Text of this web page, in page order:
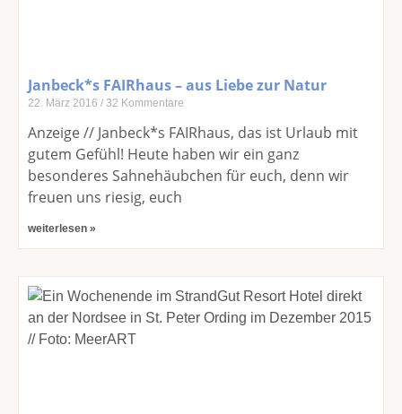
Janbeck*s FAIRhaus – aus Liebe zur Natur
22. März 2016 32 Kommentare
Anzeige // Janbeck*s FAIRhaus, das ist Urlaub mit
gutem Gefühl! Heute haben wir ein ganz
besonderes Sahnehäubchen für euch, denn wir
freuen uns riesig, euch
weiterlesen »